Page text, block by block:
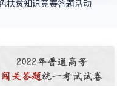
扶贫知识竞赛答题活动